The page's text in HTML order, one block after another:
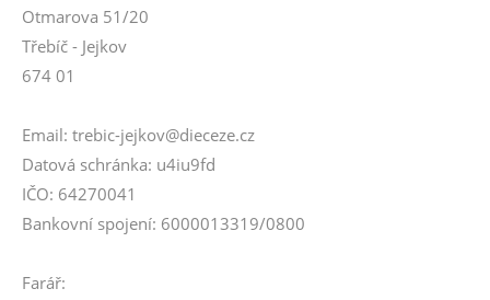
Otmarova 51/20
Třebíč - Jejkov
674 01
Email: trebic-jejkov@dieceze.cz
Datová schránka: u4iu9fd
IČO: 64270041
Bankovní spojení: 6000013319/0800
Farář: